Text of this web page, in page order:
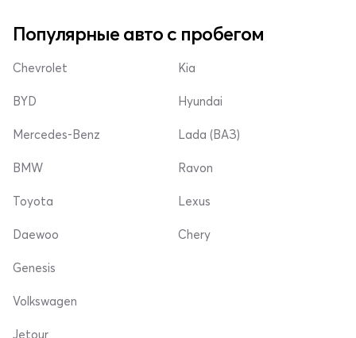
Популярные авто с пробегом
Chevrolet
BYD
Mercedes-Benz
Kia
Hyundai
Lada (ВАЗ)
BMW
Toyota
Daewoo
Ravon
Lexus
Chery
Genesis
Volkswagen
Jetour